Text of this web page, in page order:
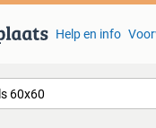
Help en info